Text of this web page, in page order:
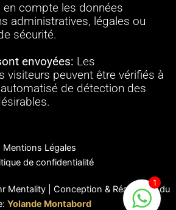
en compte les données
administratives, légales ou
sécurité.
envoyées: Les
visiteurs peuvent être vérifiés à
automatisé de détection des
Mentions Légales
de confidentialité
| Conception & Réalisation du
Yolande Montabord
1